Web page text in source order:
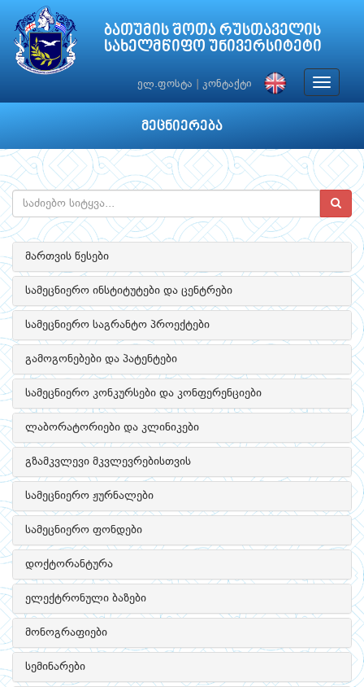
ბათუმის შოთა რუსთაველის
სახელმწიფო უნივერსიტეტი
ელ.ფოსტა კონტაქტი
Toggle
მეცნიერება
მართვის წესები
სამეცნიერო ინსტიტუტები და ცენტრები
სამეცნიერო საგრანტო პროექტები
გამოგონებები და პატენტები
სამეცნიერო კონკურსები და კონფერენციები
ლაბორატორიები და კლინიკები
გზამკვლევი მკვლევრებისთვის
სამეცნიერო ჟურნალები
სამეცნიერო ფონდები
დოქტორანტურა
ელექტრონული ბაზები
მონოგრაფიები
სემინარები